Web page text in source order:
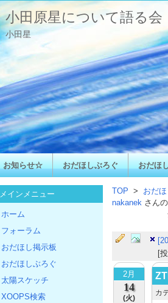
小田原星について語る会
小田星
お知らせ☆ おだほしぶろぐ おだほ
TOP > おだ
nakanek さん
[
2月
14
(火)
カ
メインメニュー
ホーム
フォーラム
おだほし掲示板
おだほしぶろぐ
太陽スケッチ
XOOPS検索